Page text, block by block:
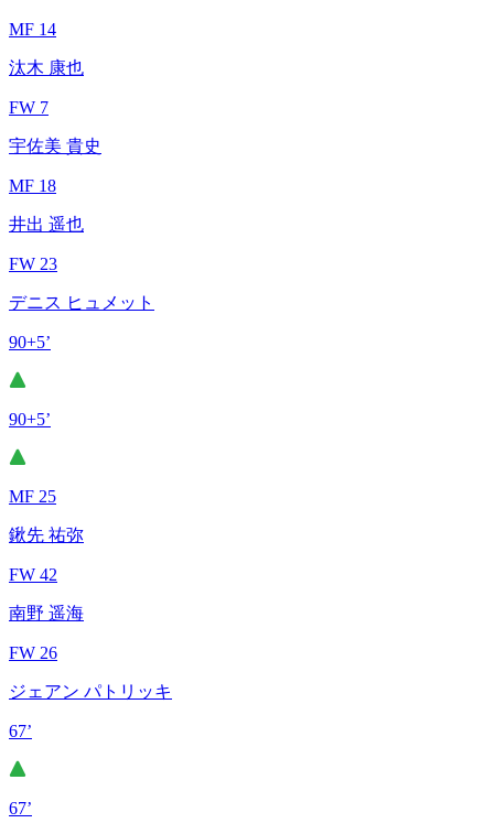
MF 14
汰木 康也
FW 7
宇佐美 貴史
MF 18
井出 遥也
FW 23
デニス ヒュメット
90+5’
90+5’
MF 25
鍬先 祐弥
FW 42
南野 遥海
FW 26
ジェアン パトリッキ
67’
67’